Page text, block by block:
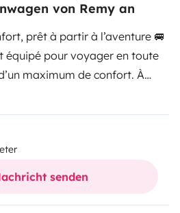
von Remy an
prêt à partir à l’aventure 🚐
équipé pour voyager en toute
maximum de confort. À
un espace optimisé avec un
fonctionnelle (réchaud,
que de nombreux espaces de
Le véhicule dispose
modulable, idéale pour les
: éclairage,bbq,chaise de
senden